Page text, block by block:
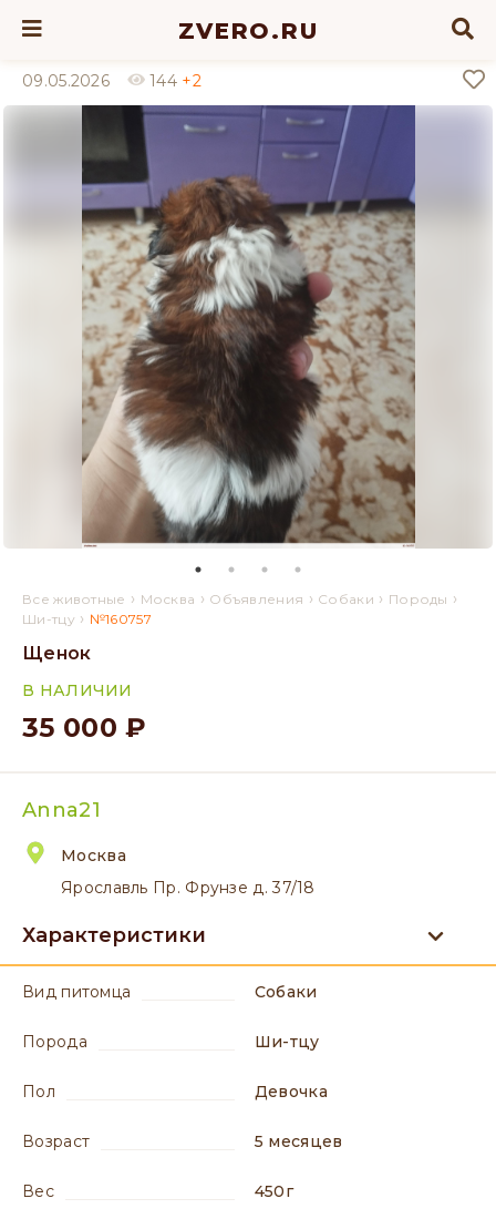
ZVERO.RU
09.05.2026 144 +2
Все животные › Москва › Объявления › Собаки › Породы ›
Ши-тцу › №160757
Щенок
В НАЛИЧИИ
35 000 ₽
Anna21
Москва
Ярославль Пр. Фрунзе д. 37/18
Характеристики
вид питомца Собаки
порода Ши-тцу
пол девочка
возраст 5 месяцев
вес 450г